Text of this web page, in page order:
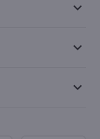
keyboard_arrow_down
keyboard_arrow_down
keyboard_arrow_down